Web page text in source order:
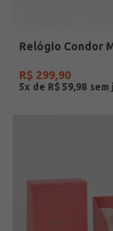
R$ 299,90
5x de R$ 59 98